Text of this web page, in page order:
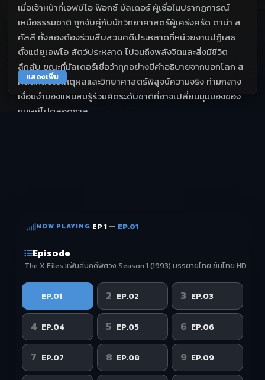
เมื่อเจ้าหน้าที่เอฟบีไอ ฟ็อกซ์ มัลเดอร์ ผู้เชื่อในปรากฏการณ์
เหนือธรรมชาติ ถูกจับคู่กับนักวิทยาศาสตร์ผู้เคร่งครัด ดาน่า ส
คัลลี ทั้งสองต้องร่วมสืบสวนคดีประหลาดที่หน่วยงานปฏิเสธ
ตั้งแต่ยูเอฟโอ สัตว์ประหลาด ไปจนถึงพลังจิตและสิ่งมีชีวิต
ลึกลับ ขณะที่มัลเดอร์เชื่อว่าทุกอย่างมีคำอธิบายจากนอกโลก ส
คัลลีกลับใช้เหตุผลและวิทยาศาสตร์พิสูจน์ความจริง ท่ามกลาง
เงื่อนงำของแผนสมรู้ร่วมคิดระดับชาติที่อาจเปลี่ยนมุมมองของ
มนุษย์ไปตลอดกาล
แสดงเพิ่ม
NOW PLAYING·EP 1 — EP.01
Episode
The X Files แฟ้มลับคดีพิศวง Season 1 (1993) บรรยายไทย ซับไทย HD
EP.01 2 EP.02 3 EP.03
4 EP.04 5 EP.05 6 EP.06
7 EP.07 8 EP.08 9 EP.09